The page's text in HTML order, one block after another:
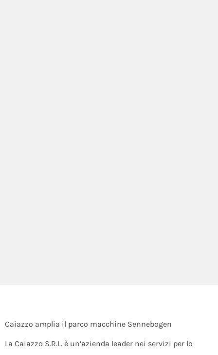
Caiazzo amplia il parco macchine Sennebogen
La Caiazzo S.R.L. è un’azienda leader nei servizi per lo